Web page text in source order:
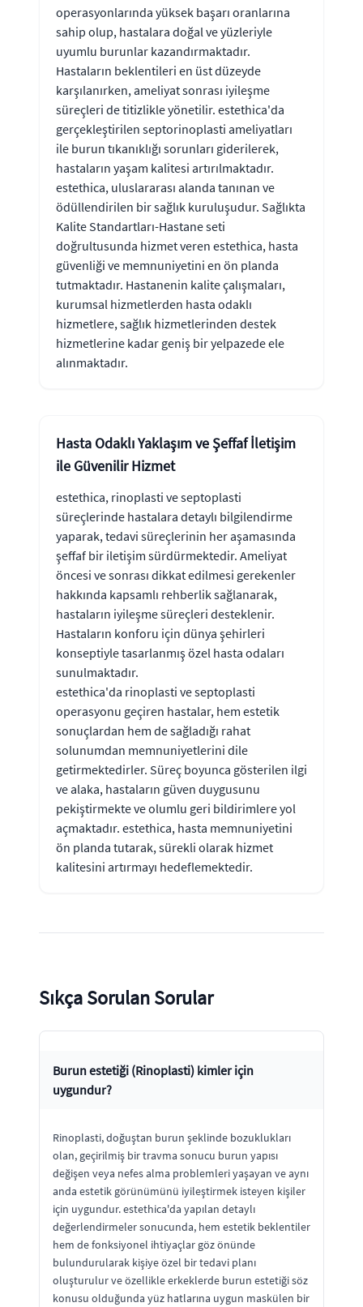
operasyonlarında yüksek başarı oranlarına
sahip olup, hastalara doğal ve yüzleriyle
uyumlu burunlar kazandırmaktadır.
Hastaların beklentileri en üst düzeyde
karşılanırken, ameliyat sonrası iyileşme
süreçleri de titizlikle yönetilir. estethica'da
gerçekleştirilen septorinoplasti ameliyatları
ile burun tıkanıklığı sorunları giderilerek,
hastaların yaşam kalitesi artırılmaktadır.
estethica, uluslararası alanda tanınan ve
ödüllendirilen bir sağlık kuruluşudur. Sağlıkta
Kalite Standartları-Hastane seti
doğrultusunda hizmet veren estethica, hasta
güvenliği ve memnuniyetini en ön planda
tutmaktadır. Hastanenin kalite çalışmaları,
kurumsal hizmetlerden hasta odaklı
hizmetlere, sağlık hizmetlerinden destek
hizmetlerine kadar geniş bir yelpazede ele
alınmaktadır.
Hasta Odaklı Yaklaşım ve Şeffaf İletişim
ile Güvenilir Hizmet
estethica, rinoplasti ve septoplasti
süreçlerinde hastalara detaylı bilgilendirme
yaparak, tedavi süreçlerinin her aşamasında
şeffaf bir iletişim sürdürmektedir. Ameliyat
öncesi ve sonrası dikkat edilmesi gerekenler
hakkında kapsamlı rehberlik sağlanarak,
hastaların iyileşme süreçleri desteklenir.
Hastaların konforu için dünya şehirleri
konseptiyle tasarlanmış özel hasta odaları
sunulmaktadır.
estethica'da rinoplasti ve septoplasti
operasyonu geçiren hastalar, hem estetik
sonuçlardan hem de sağladığı rahat
solunumdan memnuniyetlerini dile
getirmektedirler. Süreç boyunca gösterilen ilgi
ve alaka, hastaların güven duygusunu
pekiştirmekte ve olumlu geri bildirimlere yol
açmaktadır. estethica, hasta memnuniyetini
ön planda tutarak, sürekli olarak hizmet
kalitesini artırmayı hedeflemektedir.
Sıkça Sorulan Sorular
Burun estetiği (Rinoplasti) kimler için
uygundur?
Rinoplasti, doğuştan burun şeklinde bozuklukları
olan, geçirilmiş bir travma sonucu burun yapısı
değişen veya nefes alma problemleri yaşayan ve aynı
anda estetik görünümünü iyileştirmek isteyen kişiler
için uygundur. estethica'da yapılan detaylı
değerlendirmeler sonucunda, hem estetik beklentiler
hem de fonksiyonel ihtiyaçlar göz önünde
bulundurularak kişiye özel bir tedavi planı
oluşturulur ve özellikle erkeklerde burun estetiği söz
konusu olduğunda yüz hatlarına uygun maskülen bir